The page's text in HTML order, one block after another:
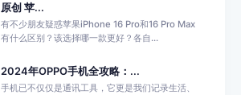
原创 苹...
有不少朋友疑惑苹果iPhone 16 Pro和16 Pro Max
有什么区别？该选择哪一款更好？各自...
2024年OPPO手机全攻略：...
手机已不仅仅是通讯工具，它更是我们记录生活、